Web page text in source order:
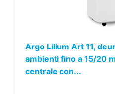
Argo Lilium Art 11,
ambienti fino a 15/20
centrale con...